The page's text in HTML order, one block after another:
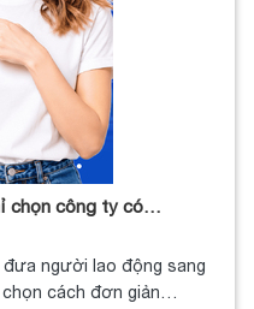
chọn công ty có…
người lao động sang
cách đơn giản…